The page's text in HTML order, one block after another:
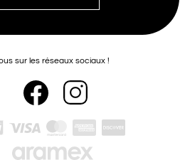
sur les réseaux sociaux !